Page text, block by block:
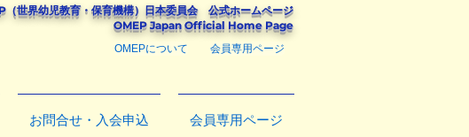
（世界幼児教育・保育機構） 日本委員会公式ホームページ
​OMEP Japan Official Home Page
OMEPについて 会員専用ページ
お問合せ・入会申込 会員専用ページ